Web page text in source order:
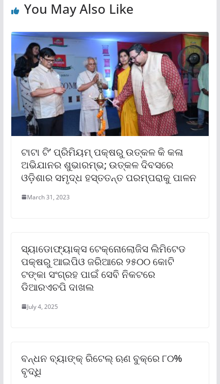
You May Also Like
ଟାଟା ଟି’ ପ୍ରିମିୟମ୍ ପକ୍ଷରୁ ଉତ୍କଳ କି କଳା
ଅଭିଯାନର ଶୁଭାରମ୍ଭ; ଉତ୍କଳ ଦିବସରେ
ଓଡ଼ିଶାର ସମୃଦ୍ଧ ହସ୍ତତନ୍ତ ପରମ୍ପରାକୁ ପାଳନ
March 31, 2023
ସ୍ୟାଡୋଫ୍ୟାକ୍ସ ଟେକ୍ନୋଲୋଜିସ ଲିମିଟେଡ
ପକ୍ଷରୁ ଆଇପିଓ ଜରିଆରେ ୨୫୦୦ କୋଟି
ଟଙ୍କା ସଂଗ୍ରହ ପାଇଁ ସେବି ନିକଟରେ
ଡିଆରଏଚପି ଦାଖଲ
July 4, 2025
ବନ୍ଧନ ବ୍ୟାଙ୍କ୍ ରିଟେଲ୍ ଋଣ ବୁକ୍‌ରେ ୮୦%
ବୃଦ୍ଧି